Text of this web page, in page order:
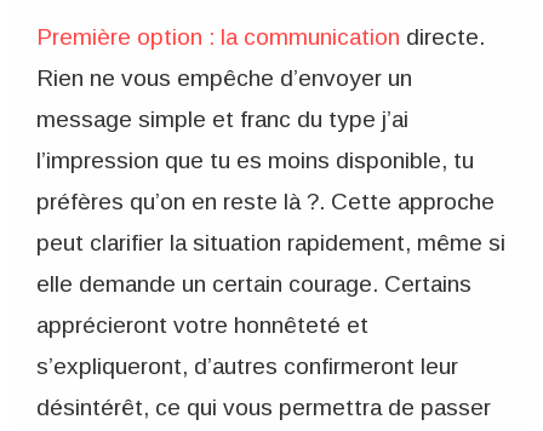
Première option : la communication directe.
Rien ne vous empêche d’envoyer un
message simple et franc du type j’ai
l’impression que tu es moins disponible, tu
préfères qu’on en reste là ?. Cette approche
peut clarifier la situation rapidement, même si
elle demande un certain courage. Certains
apprécieront votre honnêteté et
s’expliqueront, d’autres confirmeront leur
désintérêt, ce qui vous permettra de passer